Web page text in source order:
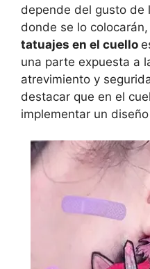
depende del gusto de
donde se lo colocarán,
tatuajes en el cuello
una parte expuesta a
atrevimiento y
destacar que en el
implementar un